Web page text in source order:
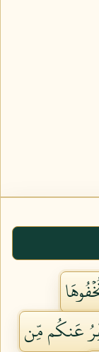
عَنكُم مِّن